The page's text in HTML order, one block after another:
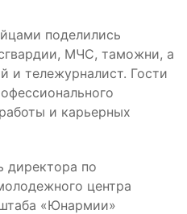
поделились
МЧС, таможни, а
и тележурналист. Гости
и карьерных
директора по
центра
«Юнармии»